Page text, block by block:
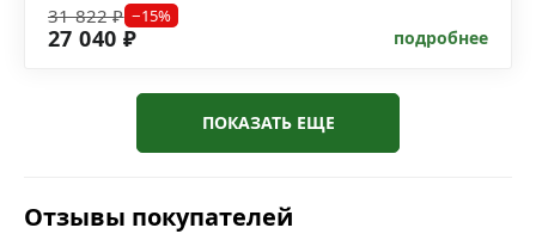
31 822 ₽ −15%
27 040 ₽ подробнее
ПОКАЗАТЬ ЕЩЕ
Отзывы покупателей